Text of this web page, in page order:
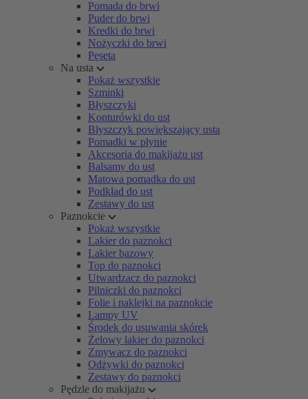
Pomada do brwi
Puder do brwi
Kredki do brwi
Nożyczki do brwi
Pęseta
Na usta
Pokaż wszystkie
Szminki
Błyszczyki
Konturówki do ust
Błyszczyk powiększający usta
Pomadki w płynie
Akcesoria do makijażu ust
Balsamy do ust
Matowa pomadka do ust
Podkład do ust
Zestawy do ust
Paznokcie
Pokaż wszystkie
Lakier do paznokci
Lakier bazowy
Top do paznokci
Utwardzacz do paznokci
Pilniczki do paznokci
Folie i naklejki na paznokcie
Lampy UV
Środek do usuwania skórek
Żelowy lakier do paznokci
Zmywacz do paznokci
Odżywki do paznokci
Zestawy do paznokci
Pędzle do makijażu